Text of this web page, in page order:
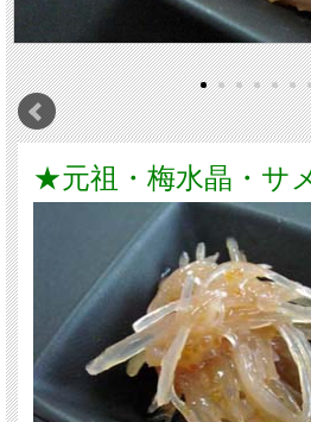
★元祖・梅水晶・サ